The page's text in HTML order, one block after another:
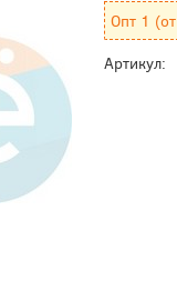
Опт 1
Артикул: